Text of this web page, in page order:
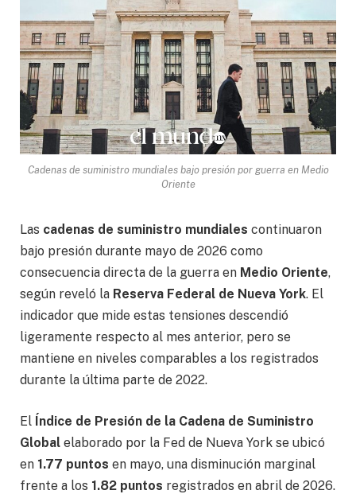
Cadenas de suministro mundiales bajo presión por guerra en Medio
Oriente
Las cadenas de suministro mundiales continuaron
bajo presión durante mayo de 2026 como
consecuencia directa de la guerra en Medio Oriente,
según reveló la Reserva Federal de Nueva York. El
indicador que mide estas tensiones descendió
ligeramente respecto al mes anterior, pero se
mantiene en niveles comparables a los registrados
durante la última parte de 2022.
El Índice de Presión de la Cadena de Suministro
Global elaborado por la Fed de Nueva York se ubicó
en 1.77 puntos en mayo, una disminución marginal
frente a los 1.82 puntos registrados en abril de 2026.